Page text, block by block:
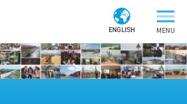
ENGLISH